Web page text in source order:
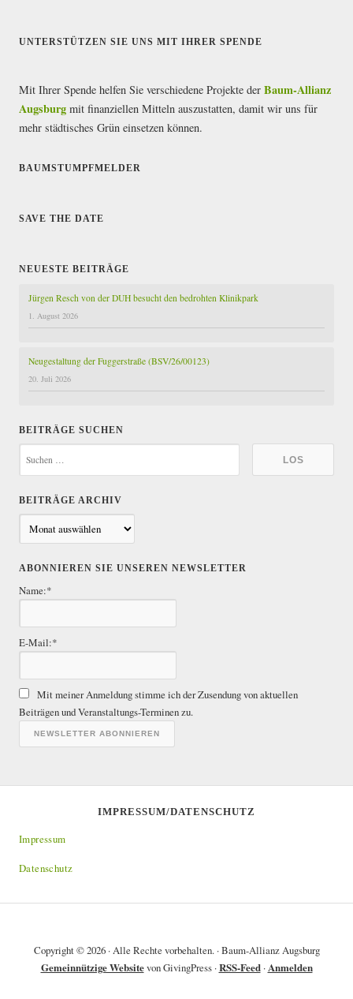
t
n
n
r
i
g
r
B
e
i
t
r
ä
g
e
UNTERSTÜTZEN SIE UNS MIT IHRER SPENDE
Mit Ihrer Spende helfen Sie verschiedene Projekte der Baum-Allianz
Augsburg mit finanziellen Mitteln auszustatten, damit wir uns für
mehr städtisches Grün einsetzen können.
BAUMSTUMPFMELDER
SAVE THE DATE
NEUESTE BEITRÄGE
Jürgen Resch von der DUH besucht den bedrohten Klinikpark
1. August 2026
Neugestaltung der Fuggerstraße (BSV/26/00123)
20. Juli 2026
BEITRÄGE SUCHEN
BEITRÄGE ARCHIV
e
t
r
g
e
r
c
h
v
ABONNIEREN SIE UNSEREN NEWSLETTER
Name:*
E-Mail:*
Mit meiner Anmeldung stimme ich der Zusendung von aktuellen
Beiträgen und Veranstaltungs-Terminen zu.
IMPRESSUM/DATENSCHUTZ
Impressum
Datenschutz
Copyright © 2026 · Alle Rechte vorbehalten. · Baum-Allianz Augsburg
Gemeinnützige Websitevon GivingPress ·RSS-Feed· Anmelden